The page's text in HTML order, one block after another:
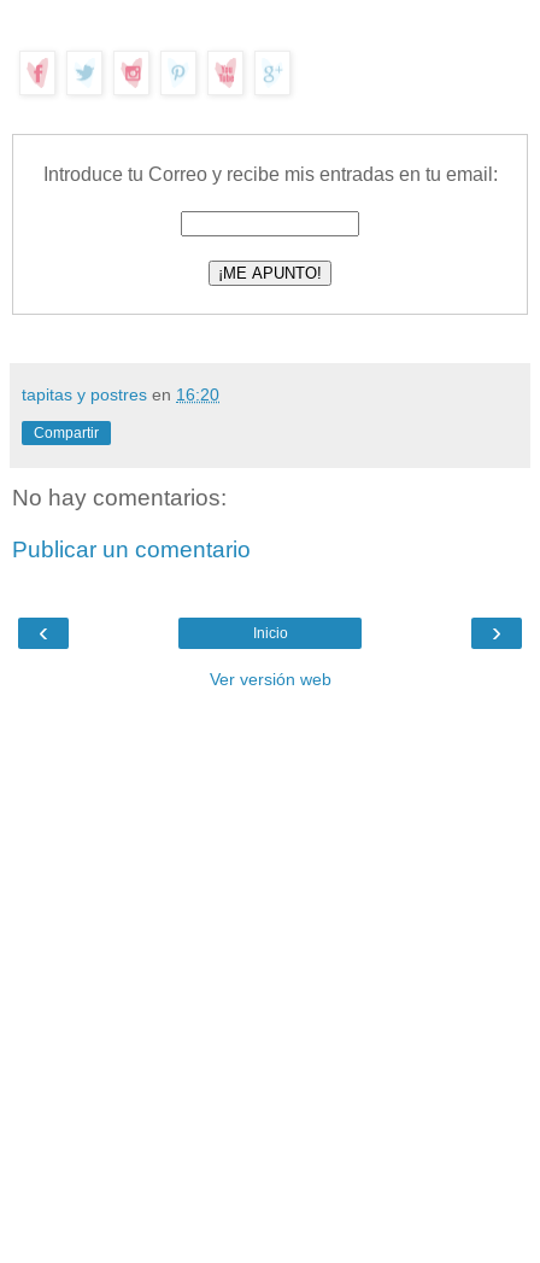
Introduce tu Correo y recibe mis entradas en tu email:
tapitas y postres en 16:20
Compartir
No hay comentarios:
Publicar un comentario
‹ ›
Inicio
Ver versión web